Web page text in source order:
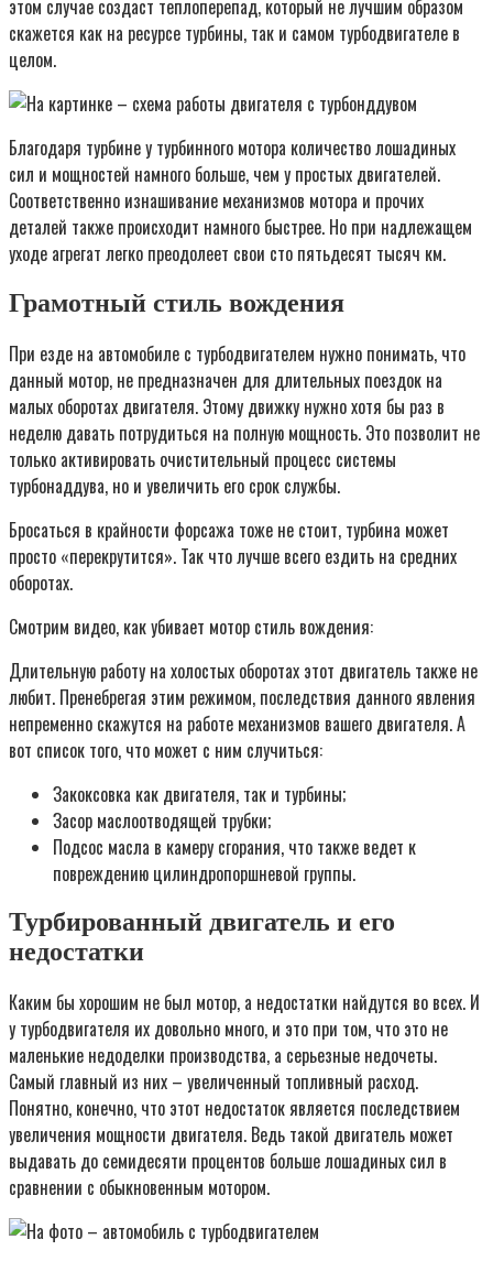
этом случае создаст теплоперепад, который не лучшим образом
скажется как на ресурсе турбины, так и самом турбодвигателе в
целом.
Благодаря турбине у турбинного мотора количество лошадиных
сил и мощностей намного больше, чем у простых двигателей.
Соответственно изнашивание механизмов мотора и прочих
деталей также происходит намного быстрее. Но при надлежащем
уходе агрегат легко преодолеет свои сто пятьдесят тысяч км.
Грамотный стиль вождения
При езде на автомобиле с турбодвигателем нужно понимать, что
данный мотор, не предназначен для длительных поездок на
малых оборотах двигателя. Этому движку нужно хотя бы раз в
неделю давать потрудиться на полную мощность. Это позволит не
только активировать очистительный процесс системы
турбонаддува, но и увеличить его срок службы.
Бросаться в крайности форсажа тоже не стоит, турбина может
просто «перекрутится». Так что лучше всего ездить на средних
оборотах.
Смотрим видео, как убивает мотор стиль вождения:
Длительную работу на холостых оборотах этот двигатель также не
любит. Пренебрегая этим режимом, последствия данного явления
непременно скажутся на работе механизмов вашего двигателя. А
вот список того, что может с ним случиться:
Закоксовка как двигателя, так и турбины;
Засор маслоотводящей трубки;
Подсос масла в камеру сгорания, что также ведет к
повреждению цилиндропоршневой группы.
Турбированный двигатель и его
недостатки
Каким бы хорошим не был мотор, а недостатки найдутся во всех. И
у турбодвигателя их довольно много, и это при том, что это не
маленькие недоделки производства, а серьезные недочеты.
Самый главный из них – увеличенный топливный расход.
Понятно, конечно, что этот недостаток является последствием
увеличения мощности двигателя. Ведь такой двигатель может
выдавать до семидесяти процентов больше лошадиных сил в
сравнении с обыкновенным мотором.